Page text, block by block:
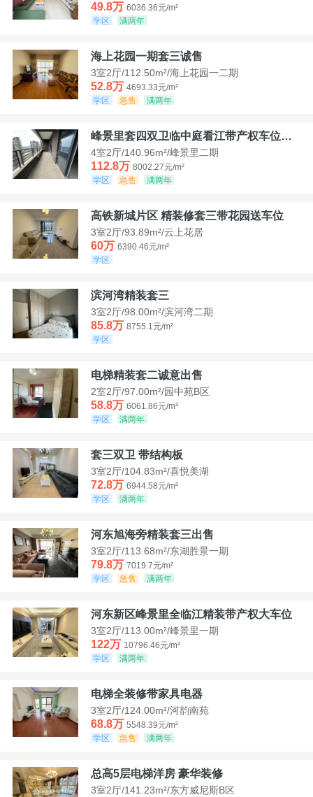
49.8万 6036.36元/m²
学区
满两年
海上花园一期套三诚售
3室2厅/112.50m²/海上花园一二期
52.8万 4693.33元/m²
学区
急售 满两年
峰景里套四双卫临中庭看江带产权车位诚售
4室2厅/140.96m²/峰景里二期
112.8万 8002.27元/m²
学区
急售 满两年
高铁新城片区 精装修套三带花园送车位
3室2厅/93.89m²/云上花居
60万 6390.46元/m²
学区
滨河湾精装套三
3室2厅/98.00m²/滨河湾二期
85.8万 8755.1元/m²
学区
电梯精装套二诚意出售
2室2厅/97.00m²/园中苑B区
58.8万 6061.86元/m²
学区
满两年
套三双卫 带结构板
3室2厅/104.83m²/喜悦美湖
72.8万 6944.58元/m²
学区
满两年
河东旭海旁精装套三出售
3室2厅/113.68m²/东湖胜景一期
79.8万 7019.7元/m²
学区
急售 满两年
河东新区峰景里全临江精装带产权大车位
3室2厅/113.00m²/峰景里一期
122万 10796.46元/m²
学区
满两年
电梯全装修带家具电器
3室2厅/124.00m²/河韵南苑
68.8万 5548.39元/m²
学区
急售 满两年
总高5层电梯洋房 豪华装修
3室2厅/141.23m²/东方威尼斯B区